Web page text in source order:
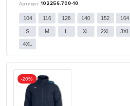
102256.700-10
104 116 128 140 152 164
S M L XL 2XL 3XL
4XL
-20%